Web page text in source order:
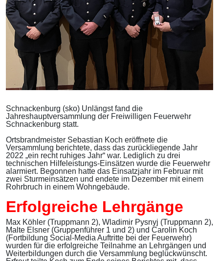
Schnackenburg (sko) Unlängst fand die
Jahreshauptversammlung der Freiwilligen Feuerwehr
Schnackenburg statt.
Ortsbrandmeister Sebastian Koch eröffnete die
Versammlung berichtete, dass das zurückliegende Jahr
2022 „ein recht ruhiges Jahr“ war. Lediglich zu drei
technischen Hilfeleistungs-Einsätzen wurde die Feuerwehr
alarmiert. Begonnen hatte das Einsatzjahr im Februar mit
zwei Sturmeinsätzen und endete im Dezember mit einem
Rohrbruch in einem Wohngebäude.
Erfolgreiche Lehrgänge
Max Köhler (Truppmann 2), Wladimir Pysnyj (Truppmann 2),
Malte Elsner (Gruppenführer 1 und 2) und Carolin Koch
(Fortbildung Social-Media Auftritte bei der Feuerwehr)
wurden für die erfolgreiche Teilnahme an Lehrgängen und
Weiterbildungen durch die Versammlung beglückwünscht.